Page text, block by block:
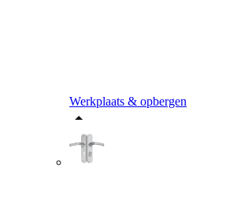
Werkplaats & opbergen